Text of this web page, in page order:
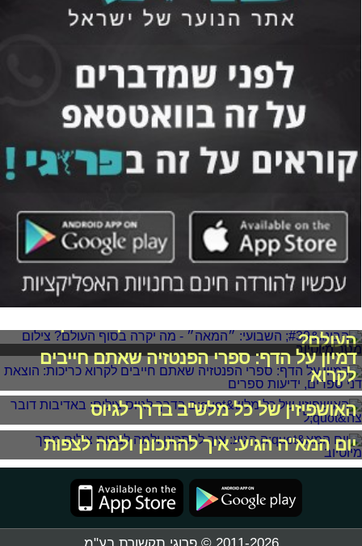
העולם?
דמיון על הדף: ספרי הפנטזיה שאתם חייבים
לקרוא
האושפיזין של כל מלש"ב בדרך לגיוס
יום המא"ה הגיע: איך להתכונן ולמה לצפות